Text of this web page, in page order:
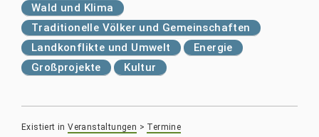
Wald und Klima
Traditionelle Völker und Gemeinschaften
Landkonflikte und Umwelt
Energie
Großprojekte
Kultur
Existiert in Veranstaltungen > Termine